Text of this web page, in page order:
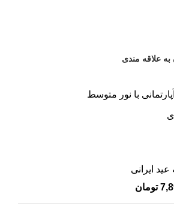
به علاقه مندی
با نور متوسط
ایرانی
تومان